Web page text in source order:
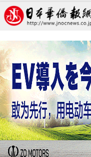
旅日画家里燕个人
华人新闻 文化风采
日本华侨报 2022/7/15